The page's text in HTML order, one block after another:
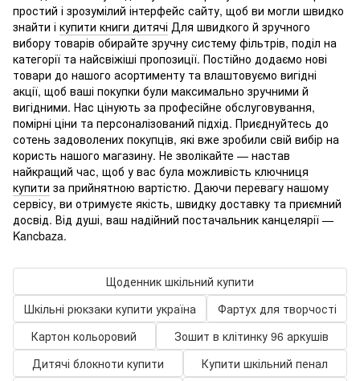
простий і зрозумілий інтерфейс сайту, щоб ви могли швидко
знайти і купити книги дитячі Для швидкого й зручного
вибору товарів обирайте зручну систему фільтрів, поділ на
категорії та найсвіжіші пропозиції. Постійно додаємо нові
товари до нашого асортименту та влаштовуємо вигідні
акції, щоб ваші покупки були максимально зручними й
вигідними. Нас цінують за професійне обслуговування,
помірні ціни та персоналізований підхід. Приєднуйтесь до
сотень задоволених покупців, які вже зробили свій вибір на
користь нашого магазину. Не зволікайте — настав
найкращий час, щоб у вас була можливість ключниця
купити за прийнятною вартістю. Даючи перевагу нашому
сервісу, ви отримуєте якість, швидку доставку та приємний
досвід. Від душі, ваш надійний постачальник канцелярії —
Kancbaza.
Щоденник шкільний купити
Шкільні рюкзаки купити україна
Фартух для творчості
Картон кольоровий
Зошит в клітинку 96 аркушів
Дитячі блокноти купити
Купити шкільний пенал